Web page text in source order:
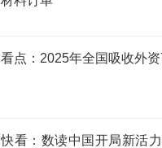
看点：2025年全国吸收外
快看：数读中国开局新活